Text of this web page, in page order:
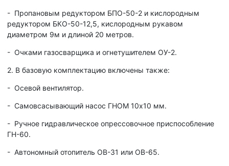
- Пропановым редуктором БПО-50-2 и кислородным
редуктором БКО-50-12,5, кислородным рукавом
диаметром 9м и длиной 20 метров.
- Очками газосварщика и огнетушителем ОУ-2.
2. В базовую комплектацию включены также:
- Осевой вентилятор.
- Самовсасывающий насос ГНОМ 10х10 мм.
- Ручное гидравлическое опрессовочное приспособление
ГН-60.
- Автономный отопитель ОВ-31 или ОВ-65.